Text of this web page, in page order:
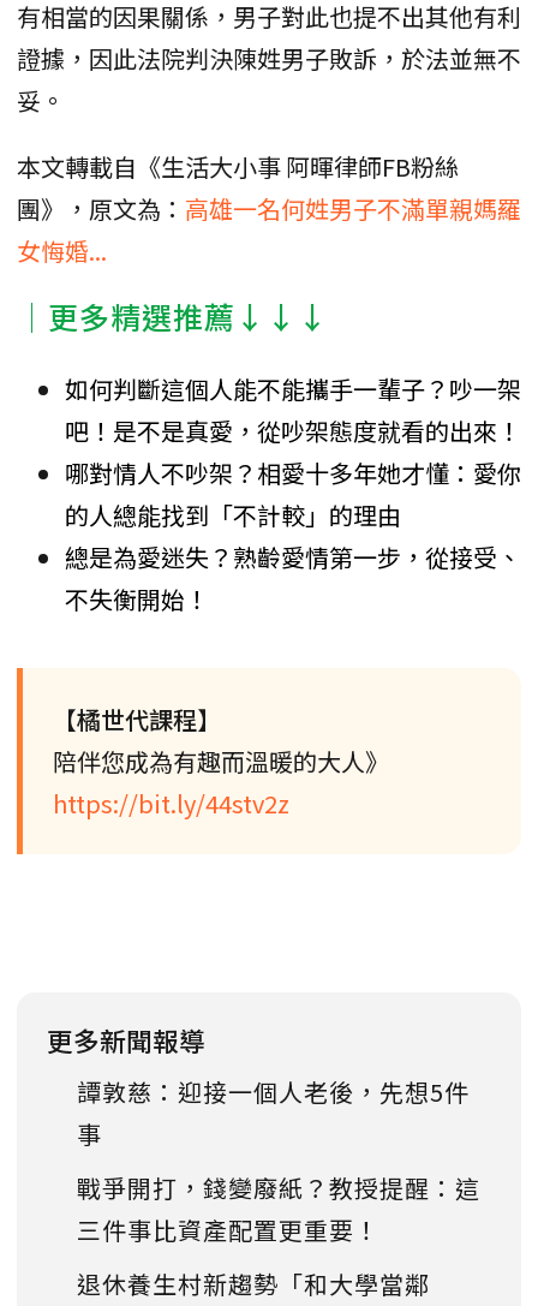
有相當的因果關係，男子對此也提不出其他有利
證據，因此法院判決陳姓男子敗訴，於法並無不
妥。
本文轉載自《生活大小事 阿暉律師FB粉絲
團》，原文為： 高雄一名何姓男子不滿單親媽羅
女悔婚...
│更多精選推薦↓↓↓
如何判斷這個人能不能攜手一輩子？吵一架
吧！是不是真愛，從吵架態度就看的出來！
哪對情人不吵架？相愛十多年她才懂：愛你
的人總能找到「不計較」的理由
總是為愛迷失？熟齡愛情第一步，從接受、
不失衡開始！
【橘世代課程】
陪伴您成為有趣而溫暖的大人》
https://bit.ly/44stv2z
更多新聞報導
譚敦慈：迎接一個人老後，先想5件
事
戰爭開打，錢變廢紙？教授提醒：這
三件事比資產配置更重要！
退休養生村新趨勢「和大學當鄰